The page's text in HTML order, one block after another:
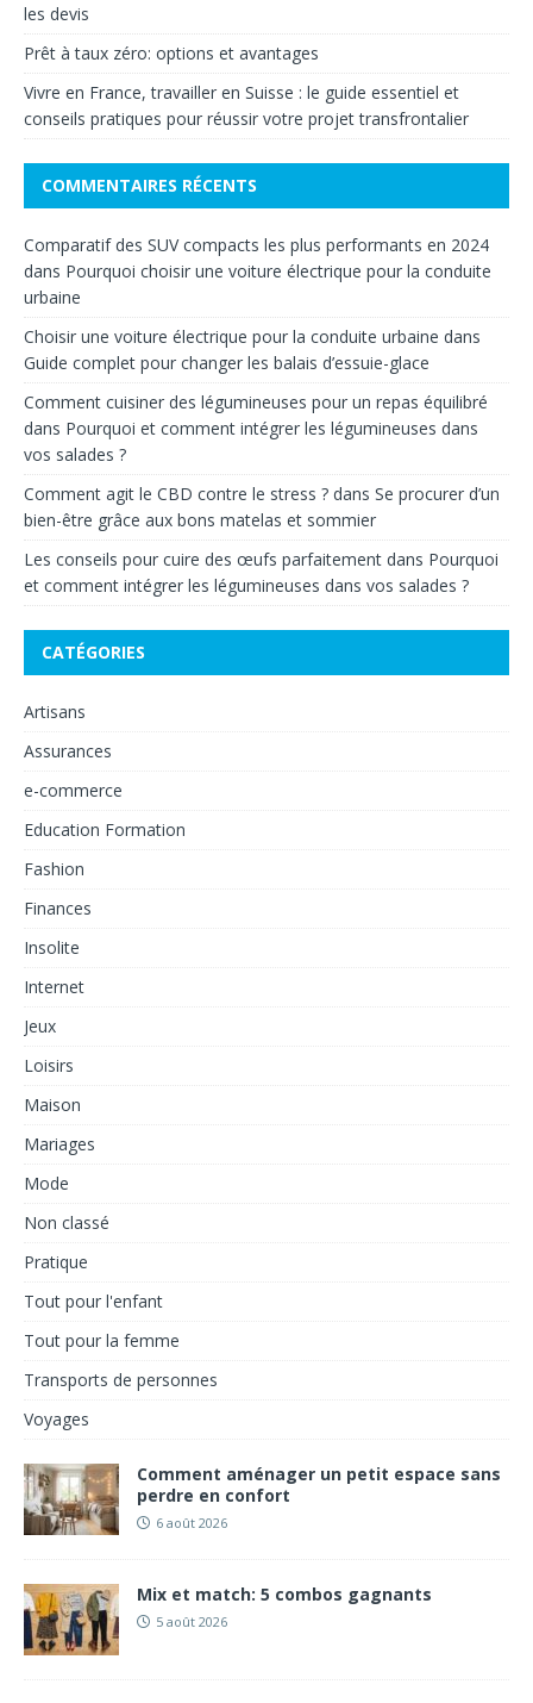
les devis
Prêt à taux zéro: options et avantages
Vivre en France, travailler en Suisse : le guide essentiel et
conseils pratiques pour réussir votre projet transfrontalier
COMMENTAIRES RÉCENTS
Comparatif des SUV compacts les plus performants en 2024
dans Pourquoi choisir une voiture électrique pour la conduite
urbaine
Choisir une voiture électrique pour la conduite urbaine dans
Guide complet pour changer les balais d’essuie-glace
Comment cuisiner des légumineuses pour un repas équilibré
dans Pourquoi et comment intégrer les légumineuses dans
vos salades ?
Comment agit le CBD contre le stress ? dans Se procurer d’un
bien-être grâce aux bons matelas et sommier
Les conseils pour cuire des œufs parfaitement dans Pourquoi
et comment intégrer les légumineuses dans vos salades ?
CATÉGORIES
Artisans
Assurances
e-commerce
Education Formation
Fashion
Finances
Insolite
Internet
Jeux
Loisirs
Maison
Mariages
Mode
Non classé
Pratique
Tout pour l'enfant
Tout pour la femme
Transports de personnes
Voyages
Comment aménager un petit espace sans
perdre en confort
6 août 2026
Mix et match: 5 combos gagnants
5 août 2026